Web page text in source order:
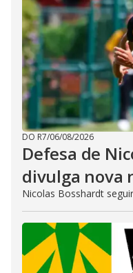
DO R7/06/08/2026
Defesa de
divulga nova
Nicolas Bosshardt